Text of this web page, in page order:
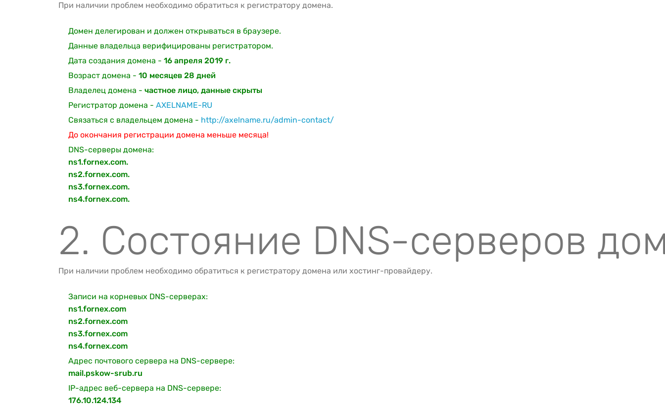
При наличии проблем необходимо обратиться к регистратору домена.
Домен делегирован и должен открываться в браузере.
Данные владельца верифицированы регистратором.
Дата создания домена - 16 апреля 2019 г.
Возраст домена - 10 месяцев 28 дней
Владелец домена - частное лицо, данные скрыты
Регистратор домена - AXELNAME-RU
Связаться с владельцем домена - http://axelname.ru/admin-contact/
До окончания регистрации домена меньше месяца!
DNS-серверы домена:
ns1.fornex.com.
ns2.fornex.com.
ns3.fornex.com.
ns4.fornex.com.
2. Состояние DNS-серверов
При наличии проблем необходимо обратиться к регистратору домена или хостинг-провайдеру.
Записи на корневых DNS-серверах:
ns1.fornex.com
ns2.fornex.com
ns3.fornex.com
ns4.fornex.com
Адрес почтового сервера на DNS-сервере:
mail.pskow-srub.ru
IP-адрес веб-сервера на DNS-сервере:
176.10.124.134